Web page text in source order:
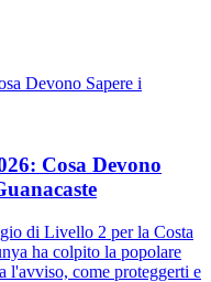
Cosa Devono
di Livello 2 per la Costa
ha colpito la popolare
l'avviso, come proteggerti e